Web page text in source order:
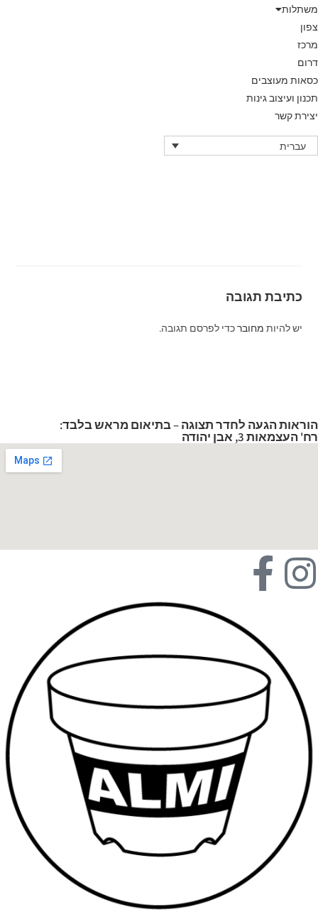
משתלות
צפון
מרכז
דרום
כסאות מעוצבים
תכנון ועיצוב גינות
יצירת קשר
עברית
כתיבת תגובה
יש להיות מחוברכדי לפרסם תגובה.
הוראות הגעה לחדר תצוגה – בתיאום מראש בלבד:
רח' העצמאות 3, אבן יהודה